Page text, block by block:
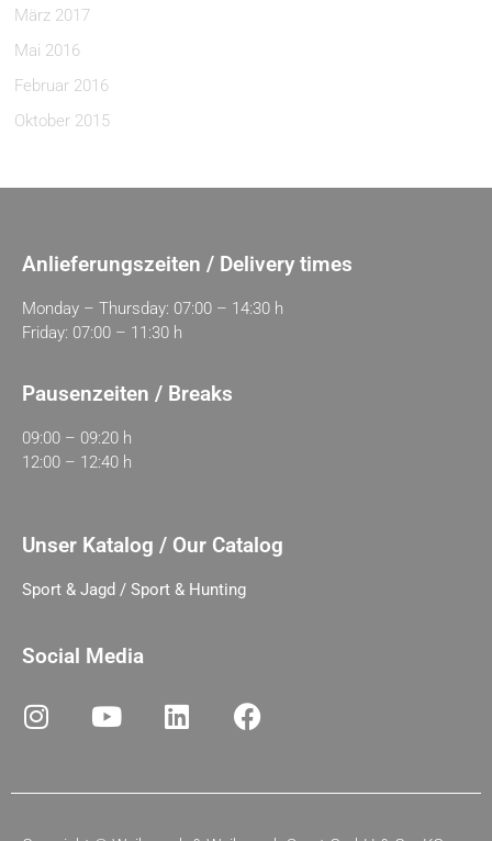
März 2017
Mai 2016
Februar 2016
Oktober 2015
Anlieferungszeiten / Delivery times
Monday – Thursday: 07:00 – 14:30 h
Friday: 07:00 – 11:30 h
Pausenzeiten / Breaks
09:00 – 09:20 h
12:00 – 12:40 h
Unser Katalog / Our Catalog
Sport & Jagd / Sport & Hunting
Social Media